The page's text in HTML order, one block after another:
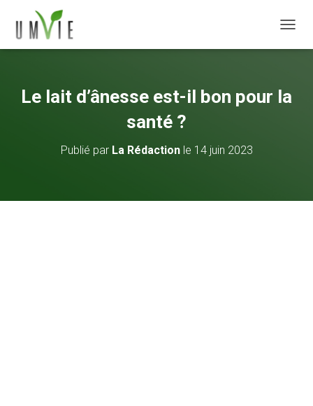
Le lait d’ânesse est-il bon pour la
santé ?
Publié par La Rédactionle 14 juin 2023